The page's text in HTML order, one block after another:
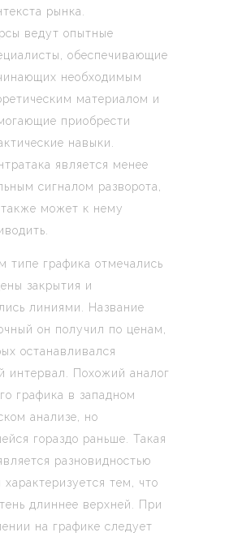
рынка.
ведут опытные
обеспечивающие
необходимым
материалом и
приобрести
навыки.
является менее
сигналом разворота,
может к нему
типе графика отмечались
закрытия и
линиями. Название
он получил по ценам,
останавливался
интервал. Похожий аналог
графика в западном
анализе, но
гораздо раньше. Такая
разновидностью
тем, что
длиннее верхней. При
на графике следует